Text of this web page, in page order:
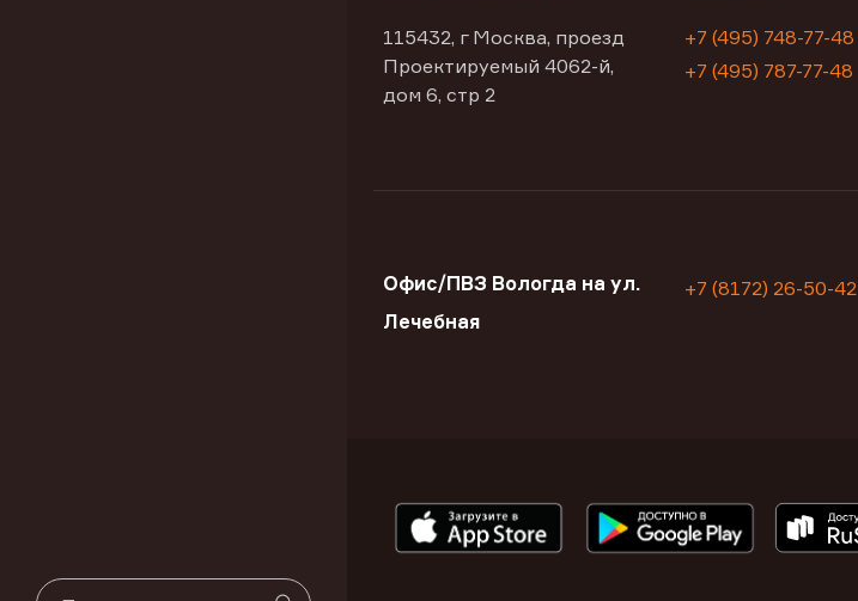
115432, г Москва, проезд
Проектируемый 4062-й,
дом 6, стр 2
+7 (495) 748-77-48
+7 (495) 787-77-48
Офис/ПВЗ Вологда на ул.
Лечебная
+7 (8172) 26-50-42